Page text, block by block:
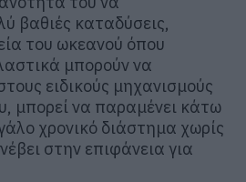
βαθιές καταδύσεις,
του ωκεανού όπου
μπορούν να
ειδικούς μηχανισμούς
μπορεί να παραμένει κάτω
χρονικό διάστημα χωρίς
στην επιφάνεια για